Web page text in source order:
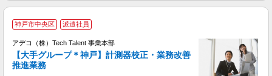
神戸市中央区 派遣社員
アデコ（株）Tech Talent 事業本部
【大手グループ＊神戸】計測器校正・業務改善
推進業務